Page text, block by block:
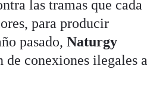
las tramas que cada
para producir
pasado,Naturgy
de conexiones ilegales a